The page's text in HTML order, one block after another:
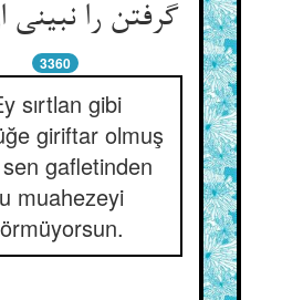
گرفتن را نبینی
3360
sırtlan gibi
giriftar olmuş
gafletinden
muahezeyi